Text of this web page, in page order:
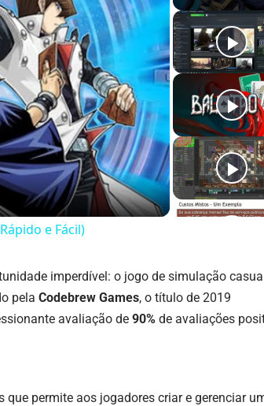
e Fácil)
imperdível: o jogo de simulação
pela Codebrew Games, o título de 2019
avaliação de 90% de avaliações
permite aos jogadores criar e gerenciar